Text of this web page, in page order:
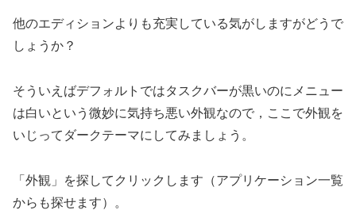
他のエディションよりも充実している気がしますがどうで
しょうか？
そういえばデフォルトではタスクバーが黒いのにメニュー
は白いという微妙に気持ち悪い外観なので，ここで外観を
いじってダークテーマにしてみましょう。
「外観」を探してクリックします（アプリケーション一覧
からも探せます）。